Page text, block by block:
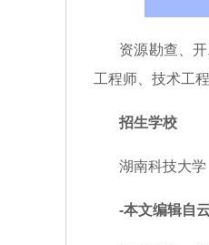
资源勘查、
工程师、技术工
招生学校
湖南科技大
-本文编辑自